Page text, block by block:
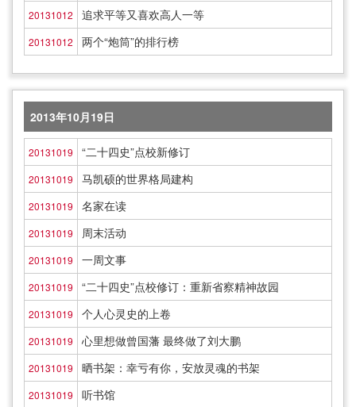
20131012 追求平等又喜欢高人一等
20131012 两个“炮筒”的排行榜
2013年10月19日
20131019 “二十四史”点校新修订
20131019 马凯硕的世界格局建构
20131019 名家在读
20131019 周末活动
20131019 一周文事
20131019 “二十四史”点校修订：重新省察精神故园
20131019 个人心灵史的上卷
20131019 心里想做曾国藩 最终做了刘大鹏
20131019 晒书架：幸亏有你，安放灵魂的书架
20131019 听书馆